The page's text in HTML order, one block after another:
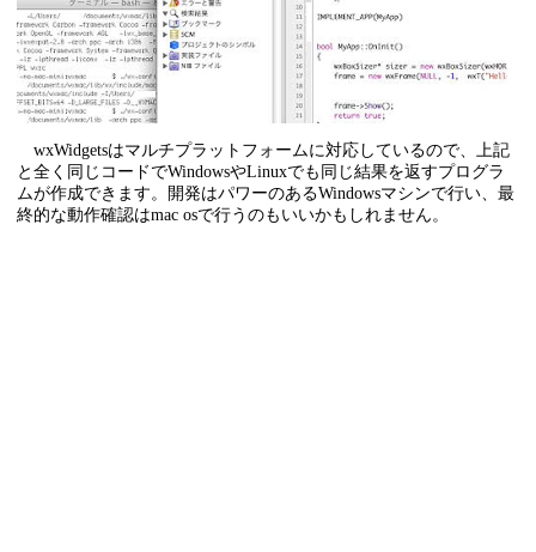
wxWidgetsはマルチプラットフォームに対応しているので、上記
と全く同じコードでWindowsやLinuxでも同じ結果を返すプログラ
ムが作成できます。開発はパワーのあるWindowsマシンで行い、最
終的な動作確認はmac osで行うのもいいかもしれません。